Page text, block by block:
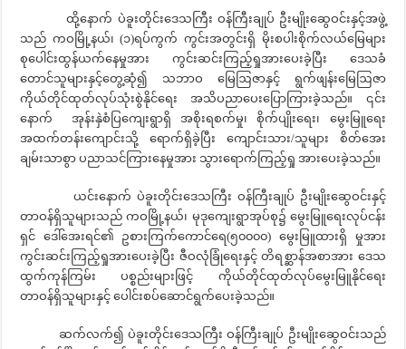
ထို့နောက် ပဲခူးတိုင်းဒေသကြီး ဝန်ကြီးချုပ် ဦးမျိုးဆွေဝင်းနှင့်အဖွဲ့
သည် ကဝမြို့နယ်၊ (၁)ရပ်ကွက် ကွင်းအတွင်းရှိ မိုးစပါးစိုက်လယ်မြေများ
စုပေါင်းထွန်ယက်နေမှုအား ကွင်းဆင်းကြည့်ရှုအားပေးခဲ့ပြီး ဒေသခံ
တောင်သူများနှင့်တွေ့ဆုံ၍ သဘာဝ မြေဩဇာနှင့် ရွက်ဖျန်းမြေဩဇာ
ကိုယ်တိုင်ထုတ်လုပ်သုံးစွဲနိုင်ရေး အသိပညာပေးပြောကြားခဲ့သည်။ ၎င်း
နောက် အုန်းနှဲစံပြကျေးရွာရှိ အစိုးရစက်မှု၊ စိုက်ပျိုးရေး၊ မွေးမြူရေး
အထက်တန်းကျောင်းသို့ ရောက်ရှိခဲ့ပြီး‌ ကျောင်းသား/သူများ စိတ်အေး
ချမ်းသာစွာ ပညာသင်ကြားနေမှုအား သွားရောက်ကြည့်ရှု အားပေးခဲ့သည်။
ယင်းနောက် ပဲခူးတိုင်းဒေသကြီး ဝန်ကြီးချုပ် ဦးမျိုးဆွေဝင်းနှင့်
တာဝန်ရှိသူများသည် ကဝမြို့နယ်၊ မုဒုကျေးရွာအုပ်စု၌ မွေးမြူရေးလုပ်ငန်း
ရှင် ဒေါ်အေးရင်၏ ဥစားကြက်ကောင်ရေ(၅၀၀၀၀) မွေးမြူထားရှိ မှုအား
ကွင်းဆင်းကြည့်ရှုအားပေးခဲ့ပြီး ဇီဝလုံခြုံရေးနှင့် တိရစ္ဆာန်အစာအား ဒေသ
ထွက်ကုန်ကြမ်း ပစ္စည်းများဖြင့် ကိုယ်တိုင်ထုတ်လုပ်မွေးမြူနိုင်ရေး
တာဝန်ရှိသူများနှင့် ပေါင်းစပ်ဆောင်ရွက်ပေးခဲ့သည်။
ဆက်လက်၍ ပဲခူးတိုင်းဒေသကြီး ဝန်ကြီးချုပ် ဦးမျိုးဆွေဝင်းသည်